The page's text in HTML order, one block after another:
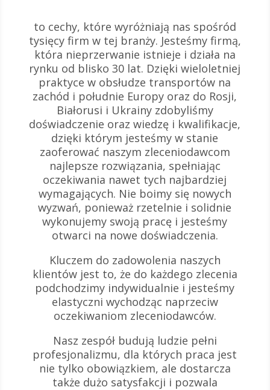
to cechy, które wyróżniają nas spośród
tysięcy firm w tej branży. Jesteśmy firmą,
która nieprzerwanie istnieje i działa na
rynku od blisko 30 lat. Dzięki wieloletniej
praktyce w obsłudze transportów na
zachód i południe Europy oraz do Rosji,
Białorusi i Ukrainy zdobyliśmy
doświadczenie oraz wiedzę i kwalifikacje,
dzięki którym jesteśmy w stanie
zaoferować naszym zleceniodawcom
najlepsze rozwiązania, spełniając
oczekiwania nawet tych najbardziej
wymagających. Nie boimy się nowych
wyzwań, ponieważ rzetelnie i solidnie
wykonujemy swoją pracę i jesteśmy
otwarci na nowe doświadczenia.
Kluczem do zadowolenia naszych
klientów jest to, że do każdego zlecenia
podchodzimy indywidualnie i jesteśmy
elastyczni wychodząc naprzeciw
oczekiwaniom zleceniodawców.
Nasz zespół budują ludzie pełni
profesjonalizmu, dla których praca jest
nie tylko obowiązkiem, ale dostarcza
także dużo satysfakcji i pozwala